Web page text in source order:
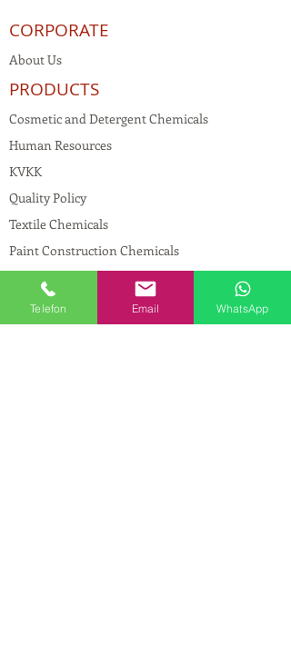
CORPORATE
About Us
PRODUCTS
Cosmetic and Detergent Chemicals
Human Resources
KVKK
Quality Policy
Textile Chemicals
Paint Construction Chemicals
Pharmaceutical Chemicals
© Copyright
Telefon Email WhatsApp